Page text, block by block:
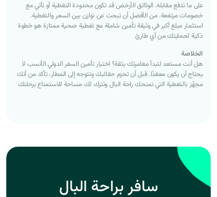
على ما تدفع مقابله. الوثائق الأرخص قد تكون محدودة التغطية أو تأتي مع
خصومات مرتفعة. من الأفضل أن تبحث عن توازن بين السعر والتغطية.
استثمار مبلغ أكبر في وثيقة تأمين شاملة مع تغطية صحية ممتازة هو خطوة
ذكية لحمايتك من أي طارئ
الخلاصة
هل أنت مستعد لتبدأ مغامرتك بثقة؟ اختيار تأمين السفر الدولي الأنسب لا
يحتاج أن يكون معقدًا. قبل أن تحزم حقائبك وتتوجه إلى المطار، تأكد من أنك
مجهّز بالتغطية التي تمنحك راحة البال وتترك لك مساحة للاستمتاع برحلتك
سافر براحة البال